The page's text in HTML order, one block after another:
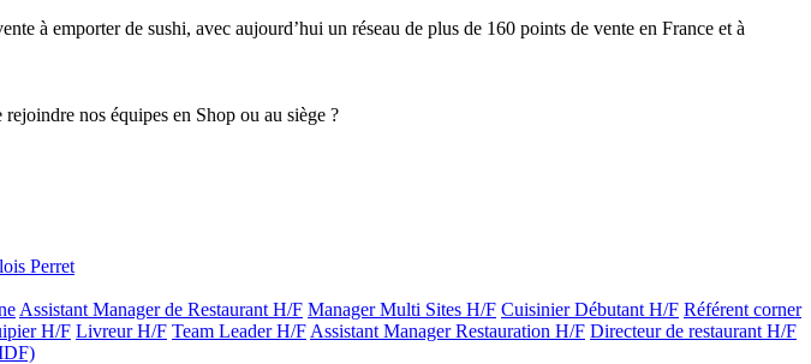
à emporter de sushi, avec aujourd’hui un réseau de plus de 160 points de vente en France et à
nos équipes en Shop ou au siège ?
Perret
Assistant Manager de Restaurant H/F Manager Multi Sites H/F Cuisinier Débutant H/F Référent corner
H/F Livreur H/F Team Leader H/F Assistant Manager Restauration H/F Directeur de restaurant H/F